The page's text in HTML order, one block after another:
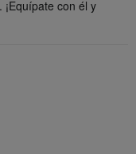
con él y